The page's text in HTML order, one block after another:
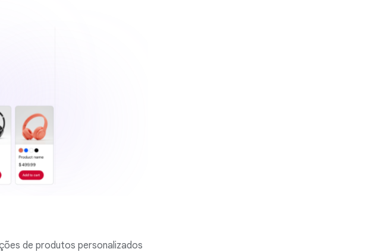
de produtos personalizados